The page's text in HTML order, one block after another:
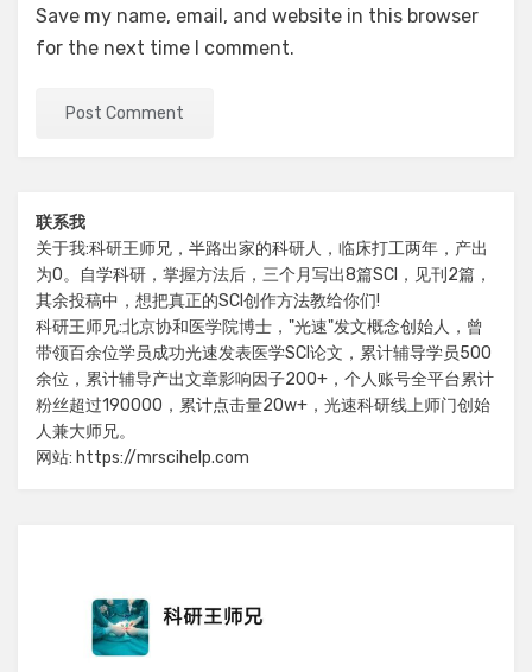
Save my name, email, and website in this browser
for the next time I comment.
联系我
关于我:科研王师兄，半路出家的科研人，临床打工两年，产出
为0。自学科研，掌握方法后，三个月写出8篇SCI，见刊2篇，
其余投稿中，想把真正的SCI创作方法教给你们!
科研王师兄:北京协和医学院博士，"光速"发文概念创始人，曾
带领百余位学员成功光速发表医学SCI论文，累计辅导学员500
余位，累计辅导产出文章影响因子200+，个人账号全平台累计
粉丝超过190000，累计点击量20w+，光速科研线上师门创始
人兼大师兄。
网站: https://mrscihelp.com